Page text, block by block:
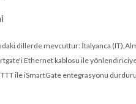
dillerde mevcuttur: İtalyanca
Ethernet kablosu ile
ile iSmartGate entegrasyonu